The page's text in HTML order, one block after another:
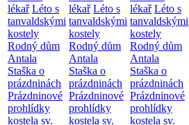
lékař Léto s
tanvaldskými
kostely
Rodný dům
Antala
Staška o
prázdninách
Prázdninové
prohlídky
kostela sv.
lékař Léto s
tanvaldskými
kostely
Rodný dům
Antala
Staška o
prázdninách
Prázdninové
prohlídky
kostela sv.
lékař Léto s
tanvaldskými
kostely
Rodný dům
Antala
Staška o
prázdninách
Prázdninové
prohlídky
kostela sv.